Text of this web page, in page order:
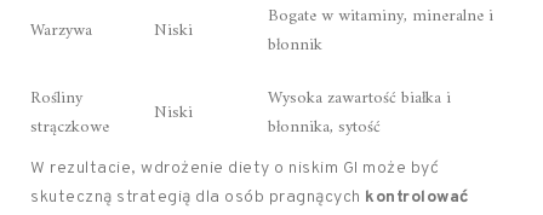
Warzywa Niski
Bogate w witaminy, mineralne i
błonnik
Rośliny
strączkowe
Niski
Wysoka zawartość białka i
błonnika, sytość
W rezultacie, wdrożenie diety o niskim GI może być
skuteczną strategią dla osób pragnących kontrolować